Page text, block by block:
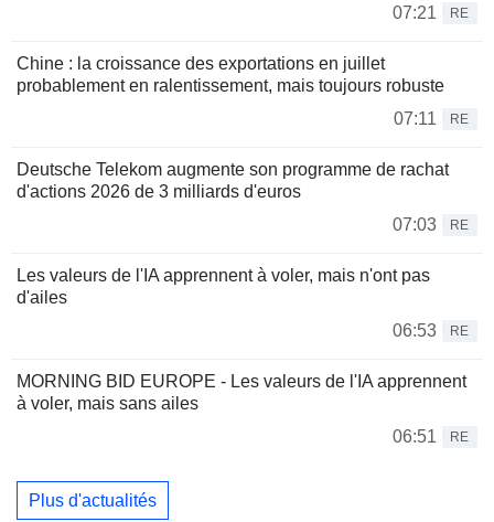
07:21
RE
Chine : la croissance des exportations en juillet
probablement en ralentissement, mais toujours robuste
07:11
RE
Deutsche Telekom augmente son programme de rachat
d'actions 2026 de 3 milliards d'euros
07:03
RE
Les valeurs de l'IA apprennent à voler, mais n'ont pas
d'ailes
06:53
RE
MORNING BID EUROPE - Les valeurs de l'IA apprennent
à voler, mais sans ailes
06:51
RE
Plus d'actualités